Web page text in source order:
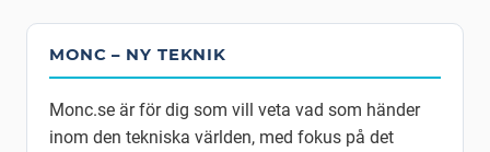
MONC – NY TEKNIK
Monc.se är för dig som vill veta vad som händer
inom den tekniska världen, med fokus på det